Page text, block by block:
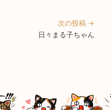
次の投稿 →
日々まる子ちゃん